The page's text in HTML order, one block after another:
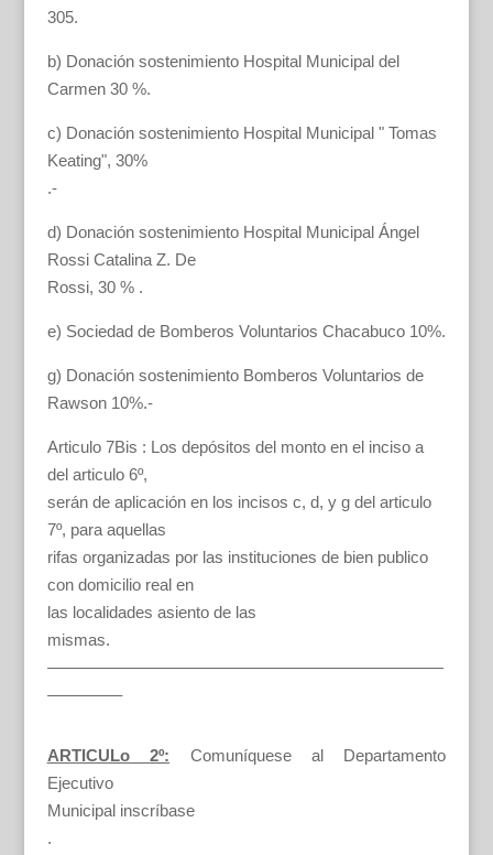
305.
b) Donación sostenimiento Hospital Municipal del
Carmen 30 %.
c) Donación sostenimiento Hospital Municipal " Tomas
Keating", 30%
.-
d) Donación sostenimiento Hospital Municipal Ángel
Rossi Catalina Z. De
Rossi, 30 % .
e) Sociedad de Bomberos Voluntarios Chacabuco 10%.
g) Donación sostenimiento Bomberos Voluntarios de
Rawson 10%.-
Articulo 7Bis : Los depósitos del monto en el inciso a
del articulo 6º,
serán de aplicación en los incisos c, d, y g del articulo
7º, para aquellas
rifas organizadas por las instituciones de bien publico
con domicilio real en
las localidades asiento de las
mismas.
————————————————————————
————–
ARTICULo 2º:
Comuníquese al Departamento
Ejecutivo
Municipal inscríbase
.